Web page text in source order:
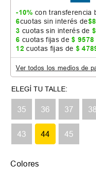
-10% con transferencia
6cuotas sin interés de$
3 cuotas sin interés de$
6 cuotas fijas de$ 9578
12 cuotas fijas de $
Ver todos los medios de
35 36 37 38
43 44 45
Colores